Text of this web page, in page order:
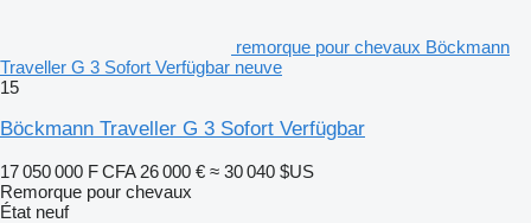
remorque pour chevaux Böckmann
Traveller G 3 Sofort Verfügbar neuve
15
Böckmann Traveller G 3 Sofort Verfügbar
17 050 000 F CFA 26 000 € ≈ 30 040 $US
Remorque pour chevaux
État neuf